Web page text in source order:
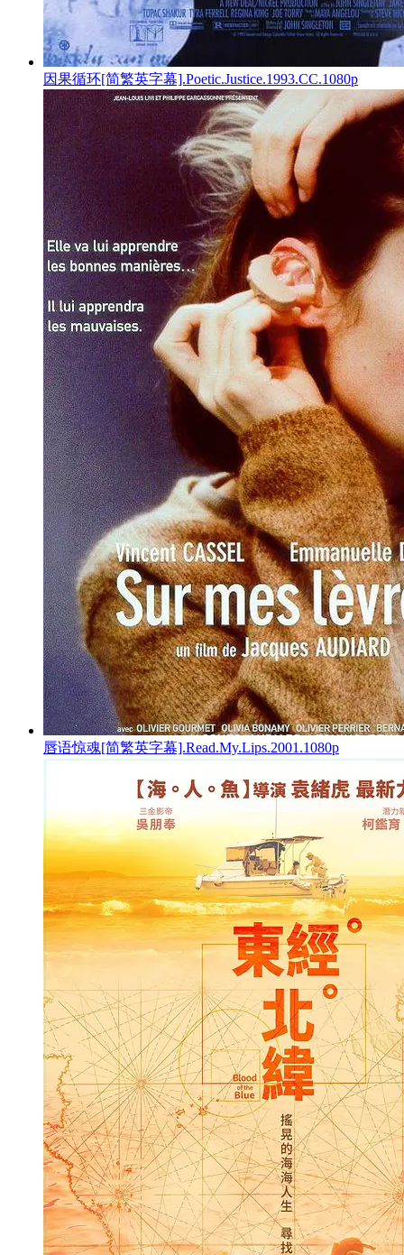
因果循环[简繁英字幕].Poetic.Justice.1993.CC.1080p
唇语惊魂[简繁英字幕].Read.My.Lips.2001.1080p